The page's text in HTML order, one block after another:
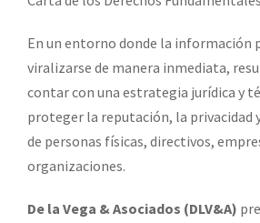
En un entorno donde la información
viralizarse de manera inmediata,
contar con una estrategia jurídica y
proteger la reputación, la privacidad
de personas físicas, directivos,
organizaciones.
De la Vega & Asociados (DLV&A)